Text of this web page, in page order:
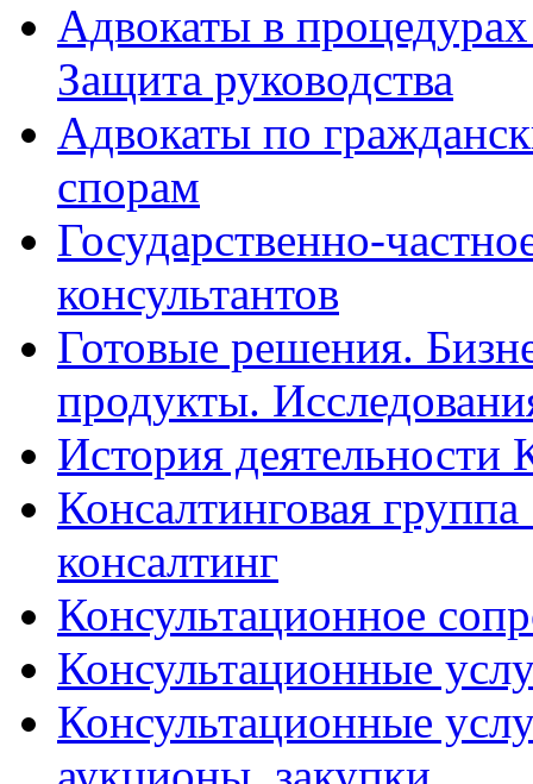
Адвокаты в
Защита руководства
Адвокаты по
спорам
Государственно-
консультантов
Готовые решения.
продукты.
История деятельности
Консалтинговая
консалтинг
Консультационное
Консультационные
Консультационные